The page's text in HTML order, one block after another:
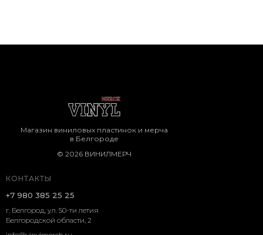
КОНТАКТЫ
г. Белгород, ул. 50-ти летия
Белгородской области, 2
+7 980 385 25 25
Магазин виниловых пластинок и мерча
в Белгороде
© 2026 ВИНИЛМЕРЧ